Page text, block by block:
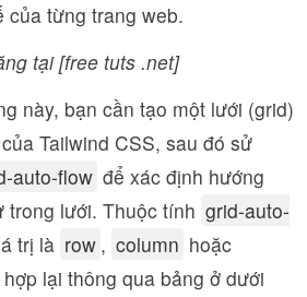
của từng trang web.
tại [free tuts .net]
này, bạn cần tạo một lưới (grid)
của Tailwind CSS, sau đó sử
auto-flow để xác định hướng
trong lưới. Thuộc tính grid-auto-
trị là row , column hoặc
lại thông qua bảng ở dưới